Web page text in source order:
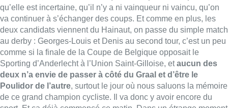
Denis Ducarme et Georges-Louis Bouchez ont donc pris la
parole l’un après l’autre. Et on entend déjà les arguments se
dessiner, l’un qui taxe l’autre d’avoir le soutien des barons,
l’autre qui riposte en racontant son parcours, je viens de la
base et je ne suis pas un “fils de” moi, monsieur, et d’ailleurs
j’accepte le débat que vous me refusez.
Stop. Quittons les tribunes. Au delà du match de boxe ou du
match de catch, ce qu’on a envie de savoir, c’est ce que sera la
politique du Mouvement Réformateur dans les 10 ans qui